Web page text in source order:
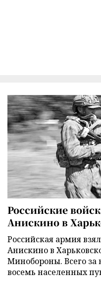
Российские
Анискино в
Российская армия
Анискино в
Минобороны. Всего
восемь населенных